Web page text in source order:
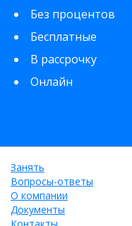
Без процентов
Бесплатные
В рассрочку
Онлайн
Занять
Вопросы-ответы
О компании
Документы